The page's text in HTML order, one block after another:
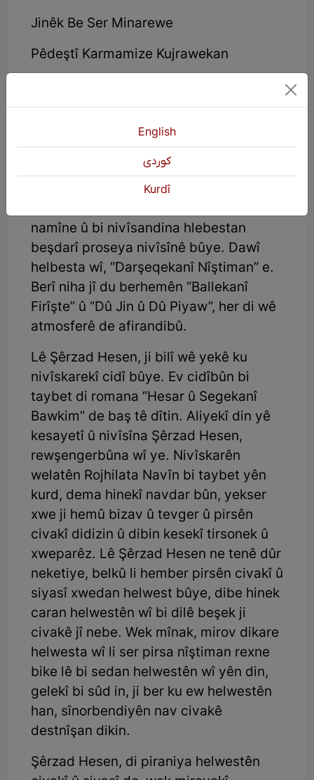
Jinêk Be Ser Minarewe
Pêdeştî Karmamize Kujrawekan
Xewnî Callcallokekan
Jinêkî Mingin
namîne û bi nivîsandina hlebestan
beşdarî proseya nivîsînê bûye. Dawî
helbesta wî, “Darşeqekanî Nîştiman” e.
Berî niha jî du berhemên “Ballekanî
Firîşte” û “Dû Jin û Dû Piyaw”, her di wê
atmosferê de afirandibû.
Lê Şêrzad Hesen, ji bilî wê yekê ku
nivîskarekî cidî bûye. Ev cidîbûn bi
taybet di romana “Hesar û Segekanî
Bawkim” de baş tê dîtin. Aliyekî din yê
kesayetî û nivîsîna Şêrzad Hesen,
rewşengerbûna wî ye. Nivîskarên
welatên Rojhilata Navîn bi taybet yên
kurd, dema hinekî navdar bûn, yekser
xwe ji hemû bizav û tevger û pirsên
civakî didizin û dibin kesekî tirsonek û
xweparêz. Lê Şêrzad Hesen ne tenê dûr
neketiye, belkû li hember pirsên civakî û
siyasî xwedan helwest bûye, dibe hinek
caran helwestên wî bi dilê beşek ji
civakê jî nebe. Wek mînak, mirov dikare
helwesta wî li ser pirsa nîştiman rexne
bike lê bi sedan helwestên wî yên din,
gelekî bi sûd in, ji ber ku ew helwestên
han, sînorbendiyên nav civakê
destnîşan dikin.
Şêrzad Hesen, di piraniya helwestên
English
كوردی
Kurdî